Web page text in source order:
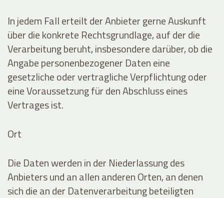
In jedem Fall erteilt der Anbieter gerne Auskunft
über die konkrete Rechtsgrundlage, auf der die
Verarbeitung beruht, insbesondere darüber, ob die
Angabe personenbezogener Daten eine
gesetzliche oder vertragliche Verpflichtung oder
eine Voraussetzung für den Abschluss eines
Vertrages ist.
Ort
Die Daten werden in der Niederlassung des
Anbieters und an allen anderen Orten, an denen
sich die an der Datenverarbeitung beteiligten